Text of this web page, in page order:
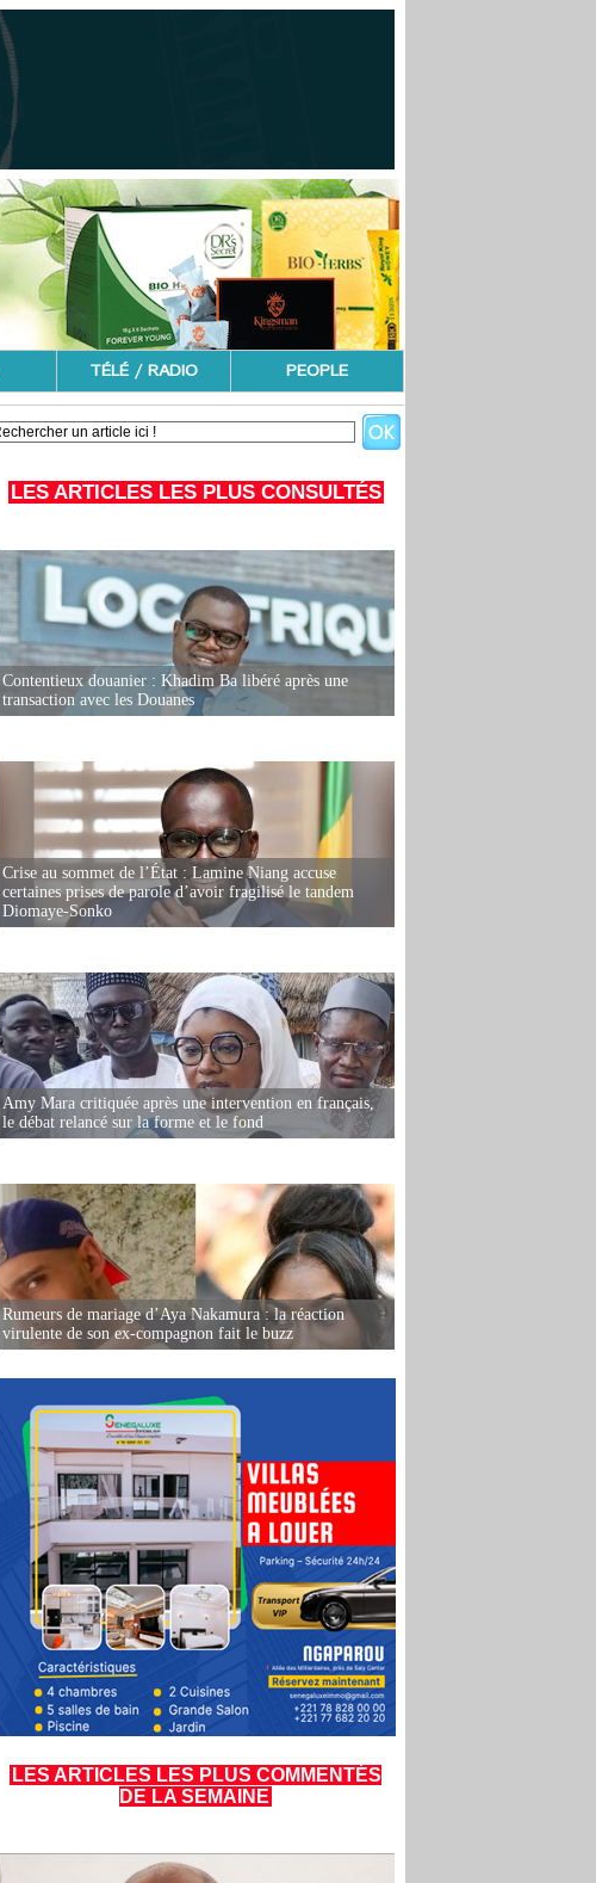
TÉLÉ / RADIO PEOPLE
LES ARTICLES LES PLUS CONSULTÉS
Contentieux douanier : Khadim Ba libéré après une
transaction avec les Douanes
Crise au sommet de l’État : Lamine Niang accuse
certaines prises de parole d’avoir fragilisé le tandem
Diomaye-Sonko
Amy Mara critiquée après une intervention en français,
le débat relancé sur la forme et le fond
Rumeurs de mariage d’Aya Nakamura : la réaction
virulente de son ex-compagnon fait le buzz
LES ARTICLES LES PLUS COMMENTÉS
DE LA SEMAINE